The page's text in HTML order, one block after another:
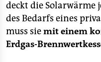
deckt die Solarwärme
des Bedarfs eines
muss siemit einem
Erdgas-